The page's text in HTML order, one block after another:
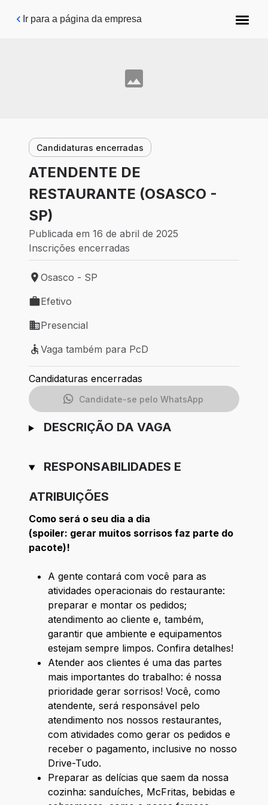
Pular para o conteúdo principal
Ir para a página da empresa
Candidaturas encerradas
ATENDENTE DE
RESTAURANTE (OSASCO -
SP)
Publicada em 16 de abril de 2025
Inscrições encerradas
Local de trabalho: Osasco - SP
Osasco - SP
Tipo de vaga: Efetivo
Efetivo
Modelo de trabalho: Presencial
Presencial
Vaga também para PcD
Vaga também para PcD
Candidaturas encerradas
Candidate-se pelo WhatsApp
DESCRIÇÃO DA VAGA
RESPONSABILIDADES E
ATRIBUIÇÕES
Como será o seu dia a dia
(spoiler: gerar muitos sorrisos faz parte do
pacote)!
A gente contará com você para as
atividades operacionais do restaurante:
preparar e montar os pedidos;
atendimento ao cliente e, também,
garantir que ambiente e equipamentos
estejam sempre limpos. Confira detalhes!
Atender aos clientes é uma das partes
mais importantes do trabalho: é nossa
prioridade gerar sorrisos! Você, como
atendente, será responsável pelo
atendimento nos nossos restaurantes,
com atividades como gerar os pedidos e
receber o pagamento, inclusive no nosso
Drive-Tudo.
Preparar as delícias que saem da nossa
cozinha: sanduíches, McFritas, bebidas e